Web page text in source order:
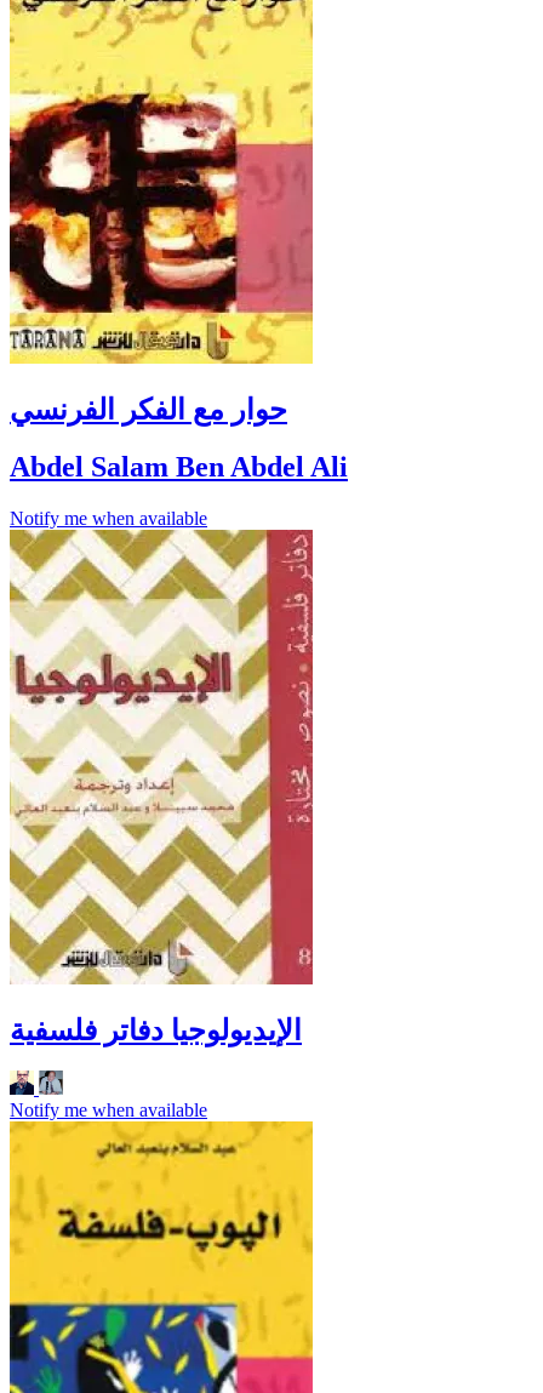
حوار مع الفكر الفرنسي
Abdel Salam Ben Abdel Ali
Notify me when available
الإيديولوجيا دفاتر فلسفية
Notify me when available